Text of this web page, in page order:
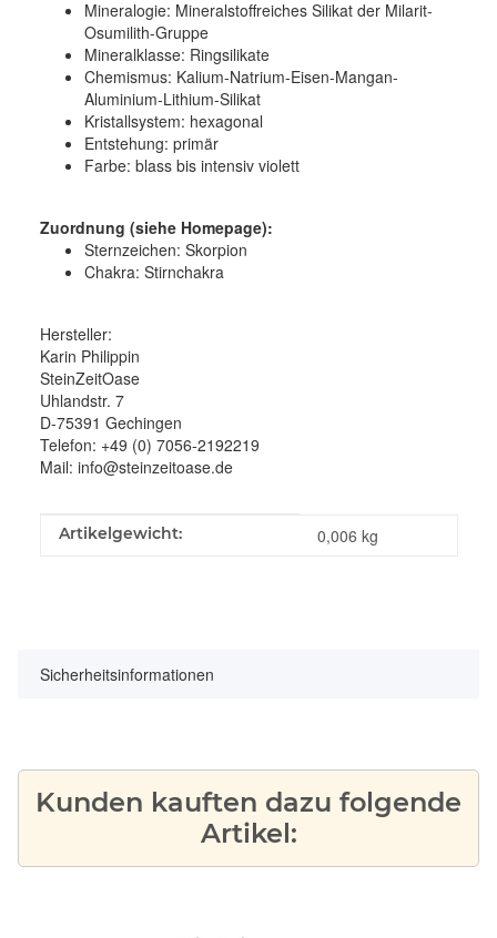
Mineralogie: Mineralstoffreiches Silikat der Milarit-
Osumilith-Gruppe
Mineralklasse: Ringsilikate
Chemismus: Kalium-Natrium-Eisen-Mangan-
Aluminium-Lithium-Silikat
Kristallsystem: hexagonal
Entstehung: primär
Farbe: blass bis intensiv violett
Zuordnung (siehe Homepage):
Sternzeichen: Skorpion
Chakra: Stirnchakra
Hersteller:
Karin Philippin
SteinZeitOase
Uhlandstr. 7
D-75391 Gechingen
Telefon: +49 (0) 7056-2192219
Mail: info@steinzeitoase.de
Produkteigenschaft
Wert
Artikelgewicht: 0,006 kg
Sicherheitsinformationen
Kunden kauften dazu folgende
Artikel: